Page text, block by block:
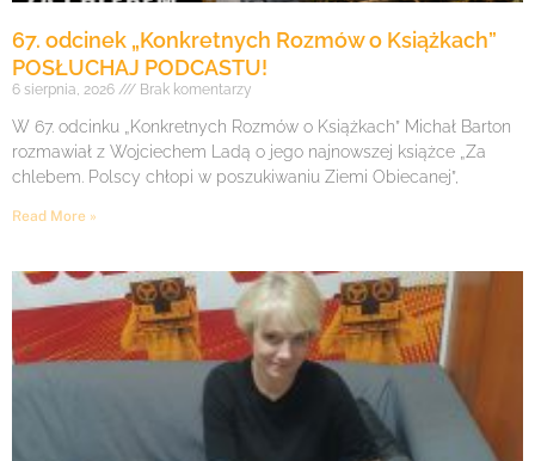
67. odcinek „Konkretnych Rozmów o Książkach”
POSŁUCHAJ PODCASTU!
6 sierpnia, 2026 Brak komentarzy
W 67. odcinku „Konkretnych Rozmów o Książkach” Michał Barton
rozmawiał z Wojciechem Ladą o jego najnowszej książce „Za
chlebem. Polscy chłopi w poszukiwaniu Ziemi Obiecanej”,
Read More »